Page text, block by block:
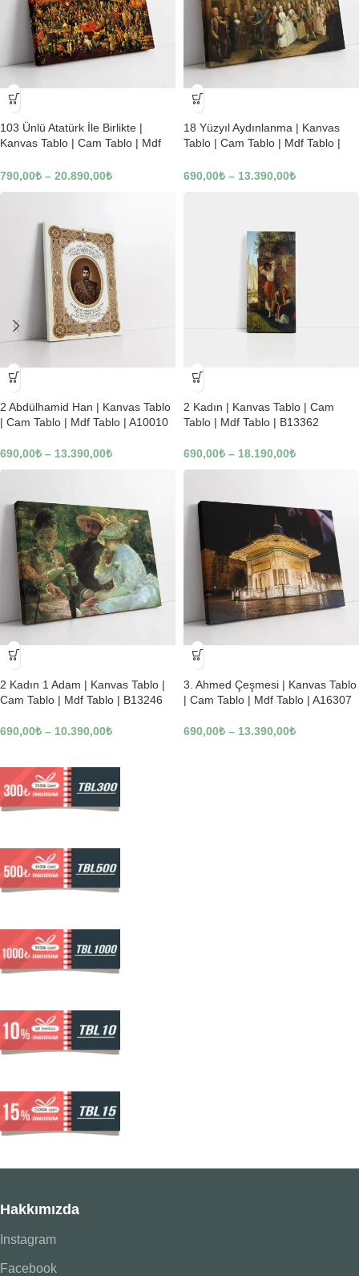
-23%
103 Ünlü Atatürk İle Birlikte |
Kanvas Tablo | Cam Tablo | Mdf
790,00₺ – 20.890,00₺
-23%
18 Yüzyıl Aydınlanma | Kanvas
Tablo | Cam Tablo | Mdf Tablo |
690,00₺ – 13.390,00₺
-23%
2 Abdülhamid Han | Kanvas Tablo
| Cam Tablo | Mdf Tablo | A10010
690,00₺ – 13.390,00₺
-23%
2 Kadın | Kanvas Tablo | Cam
Tablo | Mdf Tablo | B13362
690,00₺ – 18.190,00₺
-23%
2 Kadın 1 Adam | Kanvas Tablo |
Cam Tablo | Mdf Tablo | B13246
690,00₺ – 10.390,00₺
-23%
3. Ahmed Çeşmesi | Kanvas Tablo
| Cam Tablo | Mdf Tablo | A16307
690,00₺ – 13.390,00₺
Hakkımızda
Instagram
Facebook